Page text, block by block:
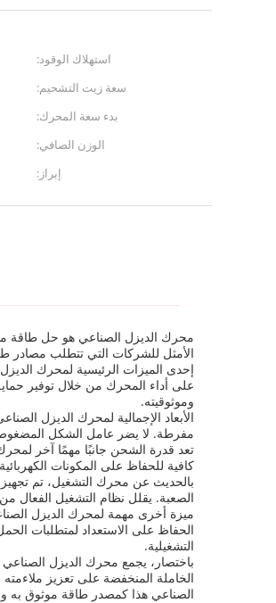
استهلاك الوقود:
سعة زيت التشحيم:
بدء سعة المحرك:
الوزن الصافي:
إبراز:
محرك الديزل الصناعي هو حل طاقة
الأمثل للشركات التي تتطلب مصادر
على أداء المحرك من خلال توفير
وموثوقيته.
مفرطة. لا يضر عامل الشكل المضغوط
كافية للحفاظ على المكونات
الصعبة. يقلل نظام التشغيل الفعال
الحفاظ على الاستعداد لمتطلبات
التشغيلية.
باختصار، يجمع محرك الديزل
الخاملة المنخفضة على تعزيز ملاءمته
الصناعي هذا كمصدر طاقة موثوق به